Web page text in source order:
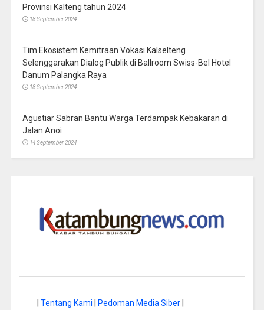
Provinsi Kalteng tahun 2024
18 September 2024
Tim Ekosistem Kemitraan Vokasi Kalselteng
Selenggarakan Dialog Publik di Ballroom Swiss-Bel Hotel
Danum Palangka Raya
18 September 2024
Agustiar Sabran Bantu Warga Terdampak Kebakaran di
Jalan Anoi
14 September 2024
Tentang Kami Pedoman Media Siber|